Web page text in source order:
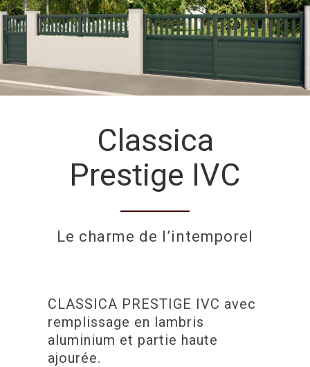
Classica
Prestige IVC
Le charme de l’intemporel
CLASSICA PRESTIGE IVC avec
remplissage en lambris
aluminium et partie haute
ajourée.